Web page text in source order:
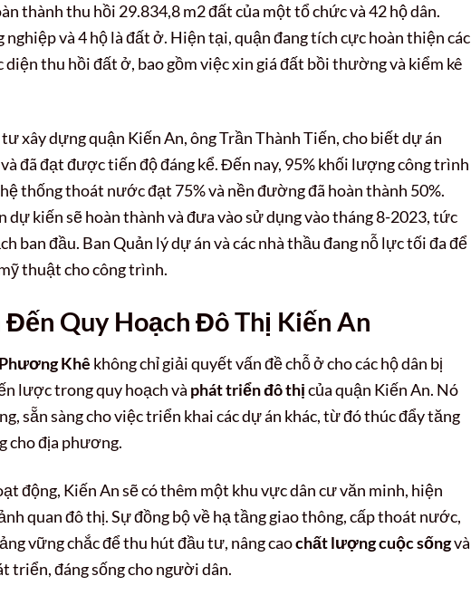
thành thu hồi 29.834,8 m2 đất của một tổ chức và 42 hộ dân.
nghiệp và 4 hộ là đất ở. Hiện tại, quận đang tích cực hoàn thiện các
diện thu hồi đất ở, bao gồm việc xin giá đất bồi thường và kiểm kê
xây dựng quận Kiến An, ông Trần Thành Tiến, cho biết dự án
đã đạt được tiến độ đáng kể. Đến nay, 95% khối lượng công trình
thống thoát nước đạt 75% và nền đường đã hoàn thành 50%.
kiến sẽ hoàn thành và đưa vào sử dụng vào tháng 8-2023, tức
ban đầu. Ban Quản lý dự án và các nhà thầu đang nỗ lực tối đa để
thuật cho công trình.
Đến Quy Hoạch Đô Thị Kiến An
Khê không chỉ giải quyết vấn đề chỗ ở cho các hộ dân bị
lược trong quy hoạch và phát triển đô thịcủa quận Kiến An. Nó
sẵn sàng cho việc triển khai các dự án khác, từ đó thúc đẩy tăng
cho địa phương.
động, Kiến An sẽ có thêm một khu vực dân cư văn minh, hiện
quan đô thị. Sự đồng bộ về hạ tầng giao thông, cấp thoát nước,
vững chắc để thu hút đầu tư, nâng caochất lượng cuộc sốngvà
triển, đáng sống cho người dân.